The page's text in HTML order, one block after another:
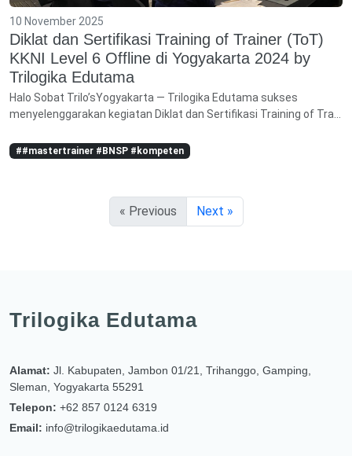
10 November 2025
Diklat dan Sertifikasi Training of Trainer (ToT)
KKNI Level 6 Offline di Yogyakarta 2024 by
Trilogika Edutama
Halo Sobat Trilo’sYogyakarta — Trilogika Edutama sukses
menyelenggarakan kegiatan Diklat dan Sertifikasi Training of Tra...
##mastertrainer #BNSP #kompeten
« Previous Next »
Trilogika Edutama
Alamat: Jl. Kabupaten, Jambon 01/21, Trihanggo, Gamping,
Sleman, Yogyakarta 55291
Telepon: +62 857 0124 6319
Email: info@trilogikaedutama.id